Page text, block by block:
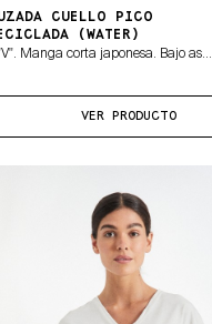
CUELLO PICO
(WATER)
Manga corta japonesa. Bajo as...
VER PRODUCTO